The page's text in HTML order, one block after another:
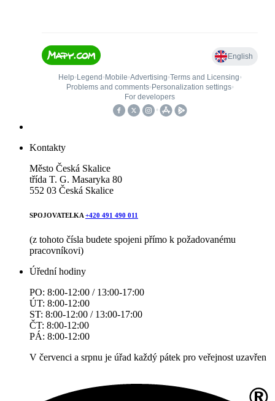
Kontakty
Město Česká Skalice
třída T. G. Masaryka 80
552 03 Česká Skalice
SPOJOVATELKA +420 491 490 011
(z tohoto čísla budete spojeni přímo k požadovanému
pracovníkovi)
Úřední hodiny
PO: 8:00-12:00 / 13:00-17:00
ÚT: 8:00-12:00
ST: 8:00-12:00 / 13:00-17:00
ČT: 8:00-12:00
PÁ: 8:00-12:00
V červenci a srpnu je úřad každý pátek pro veřejnost uzavřen